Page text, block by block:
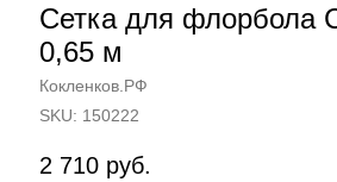
Сетка для флорбола
0,65 м
Кокленков.РФ
SKU: 150222
2 710 руб.